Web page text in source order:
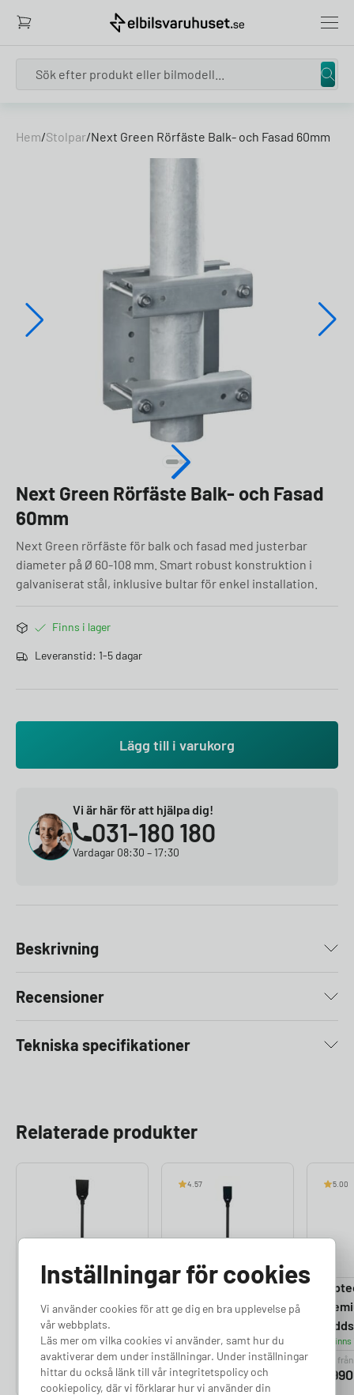
Hem/Stolpar/Next Green Rörfäste Balk- och Fasad 60mm
Next Green Rörfäste Balk- och Fasad
60mm
Next Green rörfäste för balk och fasad med justerbar
diameter på Ø 60-108 mm. Smart robust konstruktion i
galvaniserat stål, inklusive bultar för enkel installation.
Finns i lager
Leveranstid: 1-5 dagar
Lägg till i varukorg
Vi är här för att hjälpa dig!
031-180 180
Vardagar 08:30 – 17:30
Beskrivning
Recensioner
Tekniska specifikationer
Relaterade produkter
NexBlue Edge 2
Laddstolpe
Finns i lager
Pris från
3 390kr
4.57
Zaptec Go
Laddstolpe
Pris från
3 390kr
5.00
Pris från
5
Inställningar för cookies
Vi använder cookies för att ge dig en bra upplevelse på
vår webbplats.
Läs mer om vilka cookies vi använder, samt hur du
avaktiverar dem under inställningar. Under inställningar
hittar du också länk till vår integritetspolicy och
cookiepolicy, där vi förklarar hur vi använder din